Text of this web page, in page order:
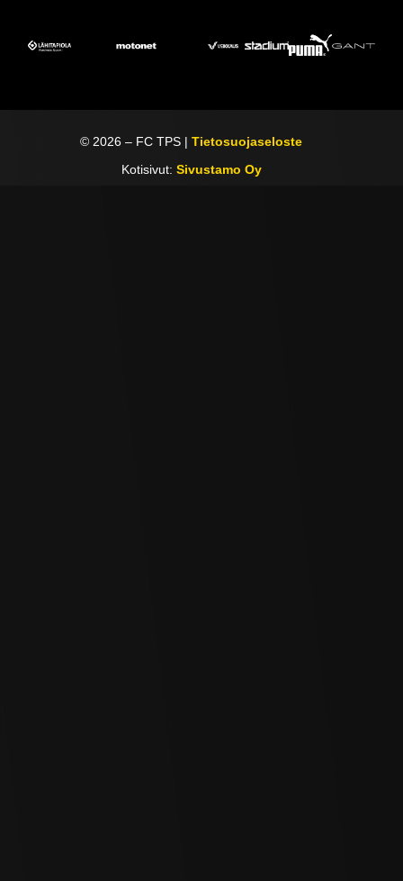
© 2026 – FC TPS |Tietosuojaseloste
Kotisivut: Sivustamo Oy